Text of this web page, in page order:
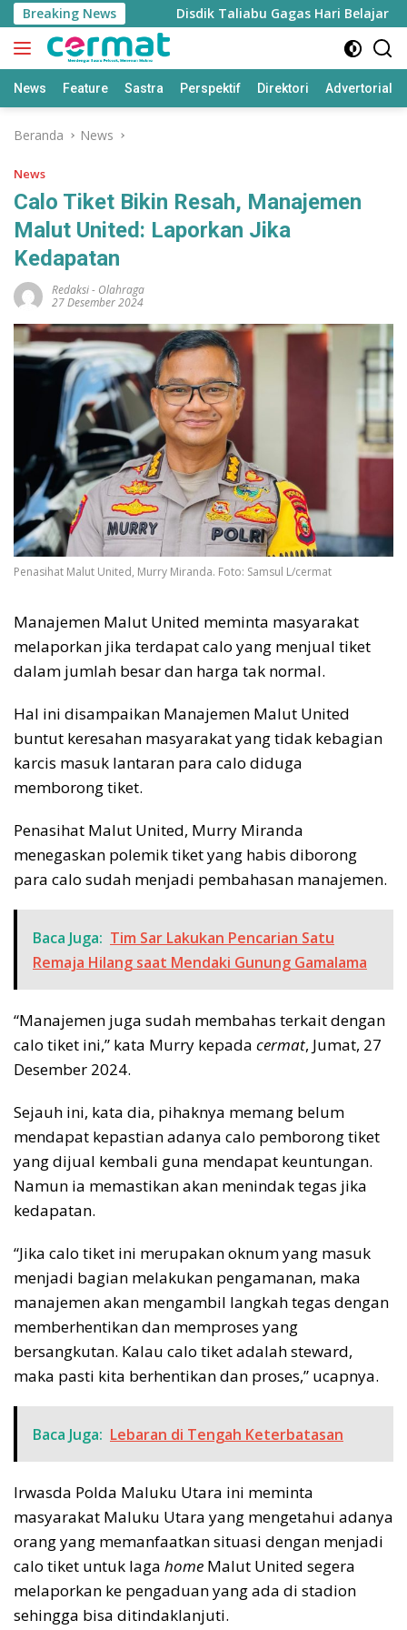
Langsung
ke
konten
Breaking News
di Taliabu Disdik Taliabu Gagas Hari Belajar
News Feature Sastra Perspektif Direktori Advertorial
Beranda News
News
Calo Tiket Bikin Resah, Manajemen
Malut United: Laporkan Jika
Kedapatan
Redaksi- Olahraga
27 Desember 2024
Penasihat Malut United, Murry Miranda. Foto: Samsul L/cermat
Manajemen Malut United meminta masyarakat
melaporkan jika terdapat calo yang menjual tiket
dalam jumlah besar dan harga tak normal.
Hal ini disampaikan Manajemen Malut United
buntut keresahan masyarakat yang tidak kebagian
karcis masuk lantaran para calo diduga
memborong tiket.
Penasihat Malut United, Murry Miranda
menegaskan polemik tiket yang habis diborong
para calo sudah menjadi pembahasan manajemen.
Baca Juga: Tim Sar Lakukan Pencarian Satu
Remaja Hilang saat Mendaki Gunung Gamalama
“Manajemen juga sudah membahas terkait dengan
calo tiket ini,” kata Murry kepada cermat, Jumat, 27
Desember 2024.
Sejauh ini, kata dia, pihaknya memang belum
mendapat kepastian adanya calo pemborong tiket
yang dijual kembali guna mendapat keuntungan.
Namun ia memastikan akan menindak tegas jika
kedapatan.
“Jika calo tiket ini merupakan oknum yang masuk
menjadi bagian melakukan pengamanan, maka
manajemen akan mengambil langkah tegas dengan
memberhentikan dan memproses yang
bersangkutan. Kalau calo tiket adalah steward,
maka pasti kita berhentikan dan proses,” ucapnya.
Baca Juga: Lebaran di Tengah Keterbatasan
Irwasda Polda Maluku Utara ini meminta
masyarakat Maluku Utara yang mengetahui adanya
orang yang memanfaatkan situasi dengan menjadi
calo tiket untuk laga home Malut United segera
melaporkan ke pengaduan yang ada di stadion
sehingga bisa ditindaklanjuti.